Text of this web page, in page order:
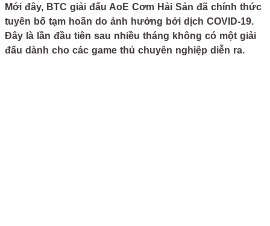
Mới đây, BTC giải đấu AoE Cơm Hải Sản đã chính thức
tuyên bố tạm hoãn do ảnh hưởng bởi dịch COVID-19.
Đây là lần đầu tiên sau nhiều tháng không có một giải
đấu dành cho các game thủ chuyên nghiệp diễn ra.